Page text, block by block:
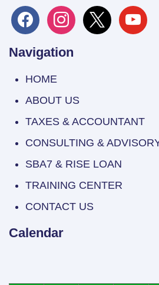
facebookinstagram
x youtube
Navigation
HOME
ABOUT US
TAXES & ACCOUNTANT
CONSULTING &
SBA7 & RISE LOAN
TRAINING CENTER
CONTACT US
Calendar